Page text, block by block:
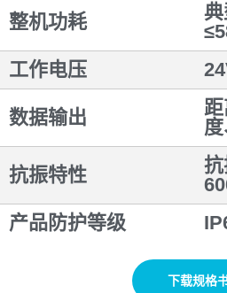
整机功耗
工作电压
数据输出
抗振特性
产品防护等级
下载规格